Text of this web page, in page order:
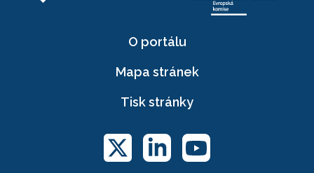
O portálu
Mapa stránek
Tisk stránky